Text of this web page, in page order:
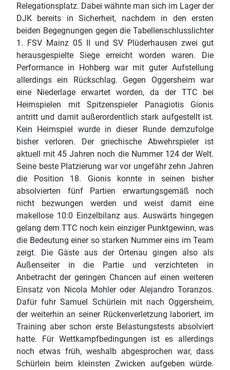
Relegationsplatz. Dabei wähnte man sich im Lager der
DJK bereits in Sicherheit, nachdem in den ersten
beiden Begegnungen gegen die Tabellenschlusslichter
1. FSV Mainz 05 II und SV Plüderhausen zwei gut
herausgespielte Siege erreicht worden waren. Die
Performance in Hohberg war mit guter Aufstellung
allerdings ein Rückschlag. Gegen Oggersheim war
eine Niederlage erwartet worden, da der TTC bei
Heimspielen mit Spitzenspieler Panagiotis Gionis
antritt und damit außerordentlich stark aufgestellt ist.
Kein Heimspiel wurde in dieser Runde demzufolge
bisher verloren. Der griechische Abwehrspieler ist
aktuell mit 45 Jahren noch die Nummer 124 der Welt.
Seine beste Platzierung war vor ungefähr zehn Jahren
die Position 18. Gionis konnte in seinen bisher
absolvierten fünf Partien erwartungsgemäß noch
nicht bezwungen werden und weist damit eine
makellose 10:0 Einzelbilanz aus. Auswärts hingegen
gelang dem TTC noch kein einziger Punktgewinn, was
die Bedeutung einer so starken Nummer eins im Team
zeigt. Die Gäste aus der Ortenau gingen also als
Außenseiter in die Partie und verzichteten in
Anbetracht der geringen Chancen auf einen weiteren
Einsatz von Nicola Mohler oder Alejandro Toranzos.
Dafür fuhr Samuel Schürlein mit nach Oggersheim,
der weiterhin an seiner Rückenverletzung laboriert, im
Training aber schon erste Belastungstests absolviert
hatte. Für Wettkampfbedingungen ist es allerdings
noch etwas früh, weshalb abgesprochen war, dass
Schürlein beim kleinsten Zwicken aufgeben würde.